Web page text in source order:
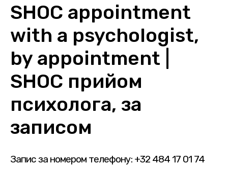
SHOC appointment
with a psychologist,
by appointment |
SHOC прийом
психолога, за
записом
Запис за номером телефону: +32 484 17 01 74